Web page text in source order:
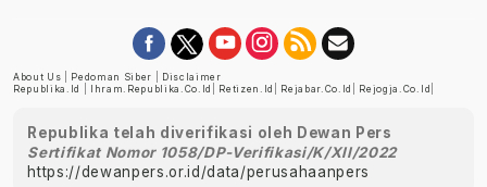
About Us Pedoman Siber
Disclaimer
Republika.id
Ihram.republika.co.id Retizen.id Rejabar.co.id Rejogja.co.id
Republika telah diverifikasi oleh Dewan Pers
Sertifikat Nomor 1058/DP-Verifikasi/K/XII/2022
https://dewanpers.or.id/data/perusahaanpers